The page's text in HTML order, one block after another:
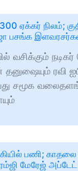
ஏக்கர் நிலம்;
பசங்க
வசிக்கும்
ரவி
சமூக
பணி;
மேரேஜ் அப்டேட்